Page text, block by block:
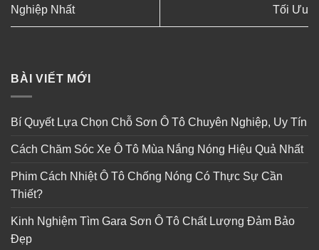
Nghiệp Nhất
Tối Ưu
BÀI VIẾT MỚI
Bí Quyết Lựa Chọn Chỗ Sơn Ô Tô Chuyên Nghiệp, Uy Tín
Cách Chăm Sóc Xe Ô Tô Mùa Nắng Nóng Hiệu Quả Nhất
Phim Cách Nhiệt Ô Tô Chống Nóng Có Thực Sự Cần
Thiết?
Kinh Nghiệm Tìm Gara Sơn Ô Tô Chất Lượng Đảm Bảo
Đẹp